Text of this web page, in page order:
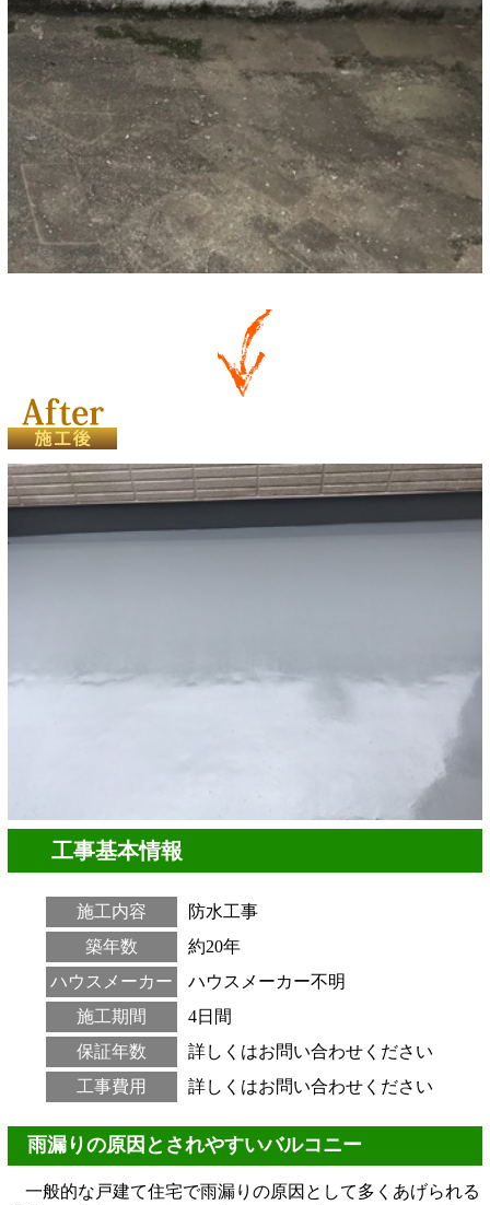
工事基本情報
施工内容
防水工事
築年数
約20年
ハウスメーカー
ハウスメーカー不明
施工期間
4日間
保証年数
詳しくはお問い合わせください
工事費用
詳しくはお問い合わせください
雨漏りの原因とされやすいバルコニー
一般的な戸建て住宅で雨漏りの原因として多くあげられる